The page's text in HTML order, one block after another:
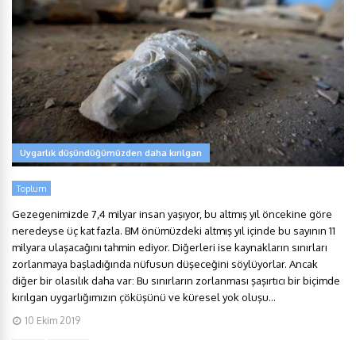
Uygarlık düşündüğümüzden daha kırılgan
Toplum
Gezegenimizde 7,4 milyar insan yaşıyor, bu altmış yıl öncekine göre
neredeyse üç kat fazla. BM önümüzdeki altmış yıl içinde bu sayının 11
milyara ulaşacağını tahmin ediyor. Diğerleri ise kaynakların sınırları
zorlanmaya başladığında nüfusun düşeceğini söylüyorlar. Ancak
diğer bir olasılık daha var: Bu sınırların zorlanması şaşırtıcı bir biçimde
kırılgan uygarlığımızın çöküşünü ve küresel yok oluşu...
10 Ekim 2019